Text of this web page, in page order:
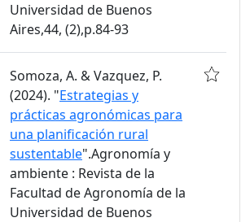
Universidad de Buenos
Aires,44, (2),p.84-93
Somoza, A. & Vazquez, P.
(2024). "Estrategias y
prácticas agronómicas para
una planificación rural
sustentable".Agronomía y
ambiente : Revista de la
Facultad de Agronomía de la
Universidad de Buenos